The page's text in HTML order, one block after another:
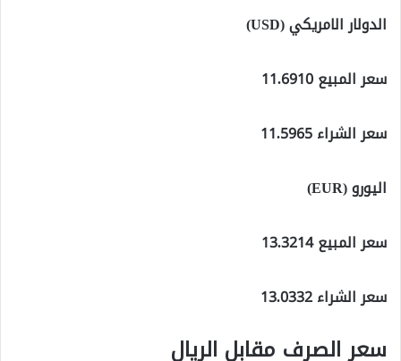
الدولار الامريكي (USD)
سعر المبيع 11.6910
سعر الشراء 11.5965
اليورو (EUR)
سعر المبيع 13.3214
سعر الشراء 13.0332
سعر الصرف مقابل الريال